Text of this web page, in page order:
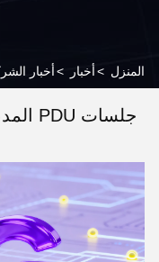
المنزل >أخبار >
جلسات PDU المدعومة لطرفية 5G (NR) (تابع 2)